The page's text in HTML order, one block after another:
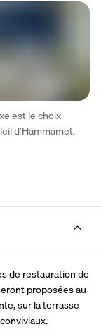
est le choix
d’Hammamet.
de restauration de
proposées au
sur la terrasse